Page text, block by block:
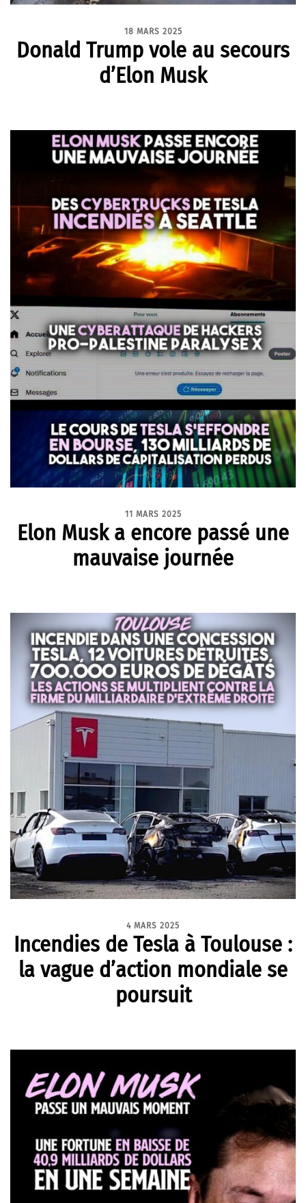
18 MARS 2025
Donald Trump vole au secours
d’Elon Musk
11 MARS 2025
Elon Musk a encore passé une
mauvaise journée
4 MARS 2025
Incendies de Tesla à Toulouse :
la vague d’action mondiale se
poursuit